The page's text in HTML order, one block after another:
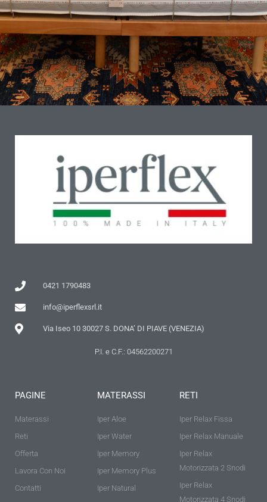
0421 1790483
info@iperflexsrl.it
Via Iseo 10 30027 S. DONA’ DI PIAVE (VENEZIA)
P.I. e C.F.: 04562200271
PAGINE
Materassi
Reti
Offerta
Lavora Con Noi
Contatti
MATERASSI
Iper Aloe
Iper Water
Iper Memory
Iper Memory Plus
Iper Natural
RETI
Iper Relax Fissa
Iper Relax Manuale
Iper Relax
Motorizzata 2 Snodi
Iper Relax
Motorizzata 4 Snodi